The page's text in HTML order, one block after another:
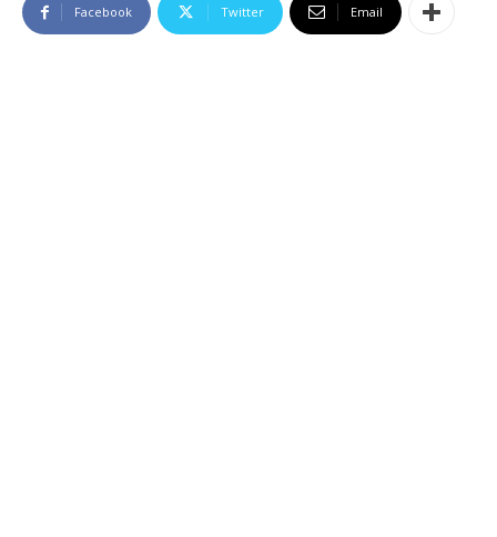
Facebook Twitter Email